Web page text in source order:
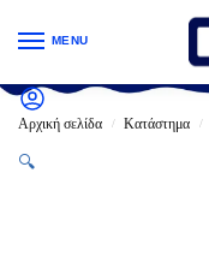
MENU
Αρχική σελίδα / Κατάστημα /
🔍